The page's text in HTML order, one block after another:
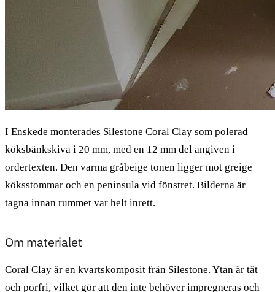
I Enskede monterades Silestone Coral Clay som polerad
köksbänkskiva i 20 mm, med en 12 mm del angiven i
ordertexten. Den varma gråbeige tonen ligger mot greige
köksstommar och en peninsula vid fönstret. Bilderna är
tagna innan rummet var helt inrett.
Om materialet
Coral Clay är en kvartskomposit från Silestone. Ytan är tät
och porfri, vilket gör att den inte behöver impregneras och